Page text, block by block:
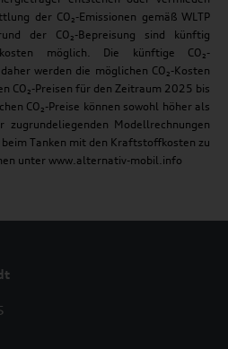
der CO₂-Emissionen gemäß WLTP
der CO₂-Bepreisung sind künftig
möglich. Die künftige CO₂-
werden die möglichen CO₂-Kosten
CO₂-Preisen für den Zeitraum 2025 bis
CO₂-Preise können sowohl höher als
Modellrechnungen
beim Tanken mit den Kraftstoffkosten zu
unter www.alternativ-mobil.info